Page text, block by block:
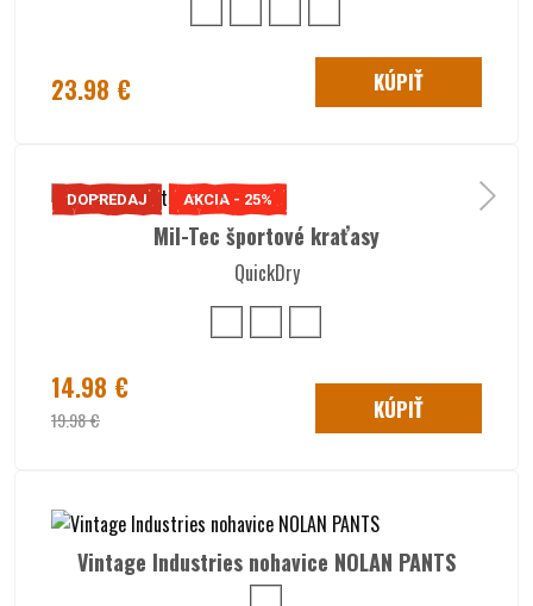
23.98 € KÚPIŤ
DOPREDAJ AKCIA - 25%
Mil-Tec športové kraťasy
QuickDry
14.98 €
19.98 € KÚPIŤ
Vintage Industries nohavice NOLAN PANTS